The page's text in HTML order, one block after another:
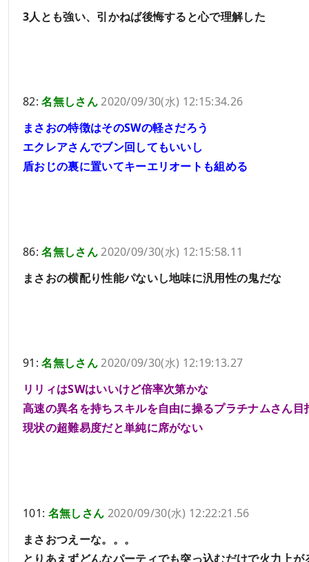
3人とも強い、引かねば後悔すると心で理解した
82:名無しさん2020/09/30(水) 12:15:34.26
まさおの特徴はそのSWの軽さだろう
エクレアさんでブン回してもいいし
盾おじの裏に置いてキーエリオートも組める
86:名無しさん2020/09/30(水) 12:15:58.11
まさおの横配り性能パないし地味に汎用性の鬼だな
91:名無しさん2020/09/30(水) 12:19:13.27
リリィはSWはいいけど倍率次第かな
高速の異名を持ちスキルを自由に操るプラチナムさん
現状の超難易度だと単純に席がない
101: 名無しさん 2020/09/30(水) 12:22:21.56
まさおつえーな。。。
とりあえずどんなパーティでも突っ込むだけで火力上が